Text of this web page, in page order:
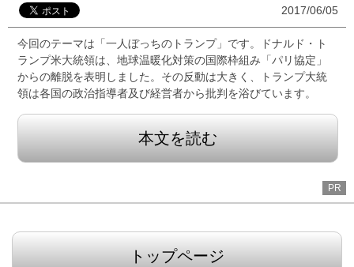
2017/06/05
今回のテーマは「一人ぼっちのトランプ」です。ドナルド・ト
ランプ米大統領は、地球温暖化対策の国際枠組み「パリ協定」
からの離脱を表明しました。その反動は大きく、トランプ大統
領は各国の政治指導者及び経営者から批判を浴びています。
本文を読む
PR
トップページ